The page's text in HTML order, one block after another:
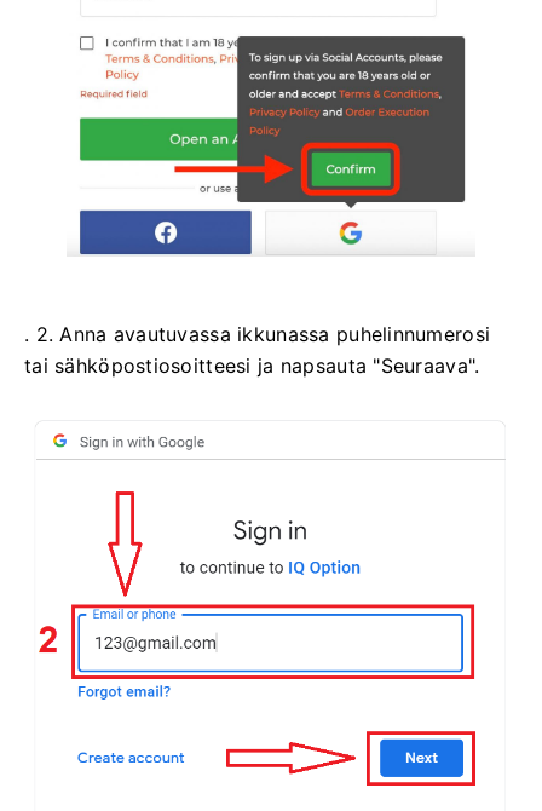
. 2. Anna avautuvassa ikkunassa puhelinnumerosi
tai sähköpostiosoitteesi ja napsauta "Seuraava".